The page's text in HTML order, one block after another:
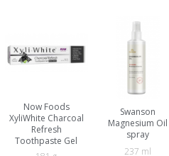
Now Foods
XyliWhite Charcoal
Refresh
Toothpaste Gel
Swanson
Magnesium Oil
spray
237 ml